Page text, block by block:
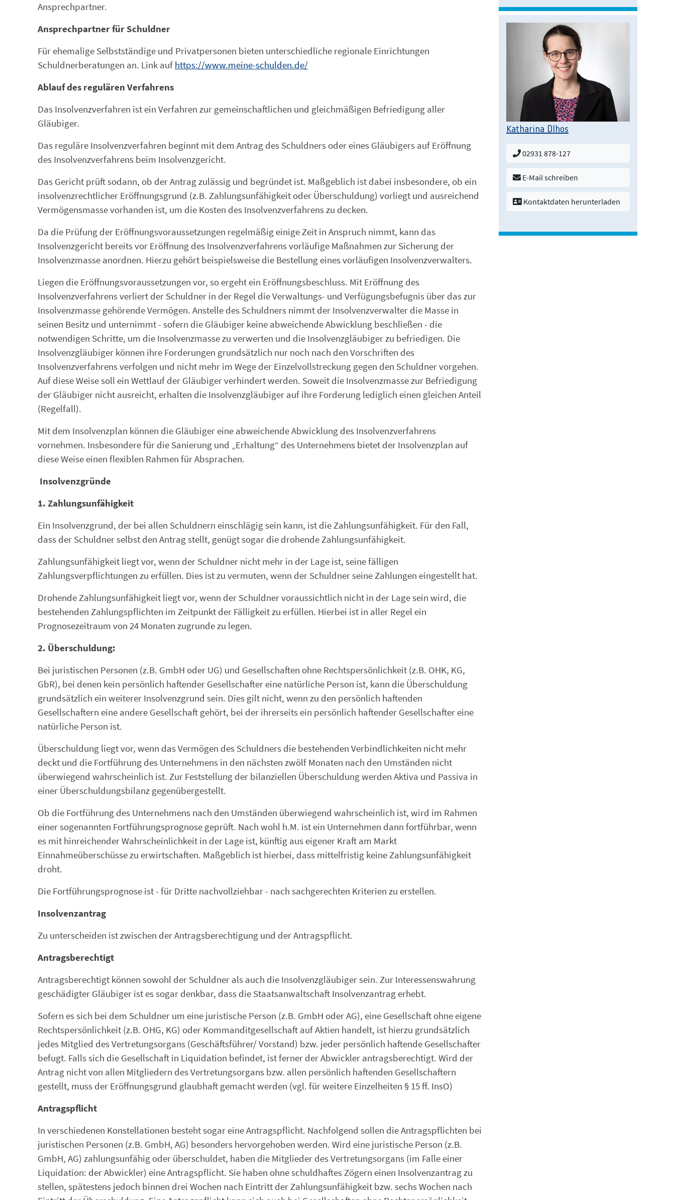
Ansprechpartner.
Ansprechpartner für Schuldner
Für ehemalige Selbstständige und Privatpersonen bieten unterschiedliche regionale Einrichtungen
Schuldnerberatungen an. Link auf https://www.meine-schulden.de/
Ablauf des regulären Verfahrens
Das Insolvenzverfahren ist ein Verfahren zur gemeinschaftlichen und gleichmäßigen Befriedigung aller
Gläubiger.
Das reguläre Insolvenzverfahren beginnt mit dem Antrag des Schuldners oder eines Gläubigers auf Eröffnung
des Insolvenzverfahrens beim Insolvenzgericht.
Das Gericht prüft sodann, ob der Antrag zulässig und begründet ist. Maßgeblich ist dabei insbesondere, ob ein
insolvenzrechtlicher Eröffnungsgrund (z.B. Zahlungsunfähigkeit oder Überschuldung) vorliegt und ausreichend
Vermögensmasse vorhanden ist, um die Kosten des Insolvenzverfahrens zu decken.
Da die Prüfung der Eröffnungsvoraussetzungen regelmäßig einige Zeit in Anspruch nimmt, kann das
Insolvenzgericht bereits vor Eröffnung des Insolvenzverfahrens vorläufige Maßnahmen zur Sicherung der
Insolvenzmasse anordnen. Hierzu gehört beispielsweise die Bestellung eines vorläufigen Insolvenzverwalters.
Liegen die Eröffnungsvoraussetzungen vor, so ergeht ein Eröffnungsbeschluss. Mit Eröffnung des
Insolvenzverfahrens verliert der Schuldner in der Regel die Verwaltungs- und Verfügungsbefugnis über das zur
Insolvenzmasse gehörende Vermögen. Anstelle des Schuldners nimmt der Insolvenzverwalter die Masse in
seinen Besitz und unternimmt - sofern die Gläubiger keine abweichende Abwicklung beschließen - die
notwendigen Schritte, um die Insolvenzmasse zu verwerten und die Insolvenzgläubiger zu befriedigen. Die
Insolvenzgläubiger können ihre Forderungen grundsätzlich nur noch nach den Vorschriften des
Insolvenzverfahrens verfolgen und nicht mehr im Wege der Einzelvollstreckung gegen den Schuldner vorgehen.
Auf diese Weise soll ein Wettlauf der Gläubiger verhindert werden. Soweit die Insolvenzmasse zur Befriedigung
der Gläubiger nicht ausreicht, erhalten die Insolvenzgläubiger auf ihre Forderung lediglich einen gleichen Anteil
(Regelfall).
Mit dem Insolvenzplan können die Gläubiger eine abweichende Abwicklung des Insolvenzverfahrens
vornehmen. Insbesondere für die Sanierung und „Erhaltung“ des Unternehmens bietet der Insolvenzplan auf
diese Weise einen flexiblen Rahmen für Absprachen.
Insolvenzgründe
1. Zahlungsunfähigkeit
Ein Insolvenzgrund, der bei allen Schuldnern einschlägig sein kann, ist die Zahlungsunfähigkeit. Für den Fall,
dass der Schuldner selbst den Antrag stellt, genügt sogar die drohende Zahlungsunfähigkeit.
Zahlungsunfähigkeit liegt vor, wenn der Schuldner nicht mehr in der Lage ist, seine fälligen
Zahlungsverpflichtungen zu erfüllen. Dies ist zu vermuten, wenn der Schuldner seine Zahlungen eingestellt hat.
Drohende Zahlungsunfähigkeit liegt vor, wenn der Schuldner voraussichtlich nicht in der Lage sein wird, die
bestehenden Zahlungspflichten im Zeitpunkt der Fälligkeit zu erfüllen. Hierbei ist in aller Regel ein
Prognosezeitraum von 24 Monaten zugrunde zu legen.
2. Überschuldung:
Bei juristischen Personen (z.B. GmbH oder UG) und Gesellschaften ohne Rechtspersönlichkeit (z.B. OHK, KG,
GbR), bei denen kein persönlich haftender Gesellschafter eine natürliche Person ist, kann die Überschuldung
grundsätzlich ein weiterer Insolvenzgrund sein. Dies gilt nicht, wenn zu den persönlich haftenden
Gesellschaftern eine andere Gesellschaft gehört, bei der ihrerseits ein persönlich haftender Gesellschafter eine
natürliche Person ist.
Überschuldung liegt vor, wenn das Vermögen des Schuldners die bestehenden Verbindlichkeiten nicht mehr
deckt und die Fortführung des Unternehmens in den nächsten zwölf Monaten nach den Umständen nicht
überwiegend wahrscheinlich ist. Zur Feststellung der bilanziellen Überschuldung werden Aktiva und Passiva in
einer Überschuldungsbilanz gegenübergestellt.
Ob die Fortführung des Unternehmens nach den Umständen überwiegend wahrscheinlich ist, wird im Rahmen
einer sogenannten Fortführungsprognose geprüft. Nach wohl h.M. ist ein Unternehmen dann fortführbar, wenn
es mit hinreichender Wahrscheinlichkeit in der Lage ist, künftig aus eigener Kraft am Markt
Einnahmeüberschüsse zu erwirtschaften. Maßgeblich ist hierbei, dass mittelfristig keine Zahlungsunfähigkeit
droht.
Die Fortführungsprognose ist - für Dritte nachvollziehbar - nach sachgerechten Kriterien zu erstellen.
Insolvenzantrag
Zu unterscheiden ist zwischen der Antragsberechtigung und der Antragspflicht.
Antragsberechtigt
Antragsberechtigt können sowohl der Schuldner als auch die Insolvenzgläubiger sein. Zur Interessenswahrung
geschädigter Gläubiger ist es sogar denkbar, dass die Staatsanwaltschaft Insolvenzantrag erhebt.
Sofern es sich bei dem Schuldner um eine juristische Person (z.B. GmbH oder AG), eine Gesellschaft ohne eigene
Rechtspersönlichkeit (z.B. OHG, KG) oder Kommanditgesellschaft auf Aktien handelt, ist hierzu grundsätzlich
jedes Mitglied des Vertretungsorgans (Geschäftsführer/ Vorstand) bzw. jeder persönlich haftende Gesellschafter
befugt. Falls sich die Gesellschaft in Liquidation befindet, ist ferner der Abwickler antragsberechtigt. Wird der
Antrag nicht von allen Mitgliedern des Vertretungsorgans bzw. allen persönlich haftenden Gesellschaftern
gestellt, muss der Eröffnungsgrund glaubhaft gemacht werden (vgl. für weitere Einzelheiten § 15 ff. InsO)
Antragspflicht
In verschiedenen Konstellationen besteht sogar eine Antragspflicht. Nachfolgend sollen die Antragspflichten bei
juristischen Personen (z.B. GmbH, AG) besonders hervorgehoben werden. Wird eine juristische Person (z.B.
GmbH, AG) zahlungsunfähig oder überschuldet, haben die Mitglieder des Vertretungsorgans (im Falle einer
Liquidation: der Abwickler) eine Antragspflicht. Sie haben ohne schuldhaftes Zögern einen Insolvenzantrag zu
stellen, spätestens jedoch binnen drei Wochen nach Eintritt der Zahlungsunfähigkeit bzw. sechs Wochen nach
Katharina Dlhos
02931 878-127
E-Mail schreiben
Kontaktdaten herunterladen